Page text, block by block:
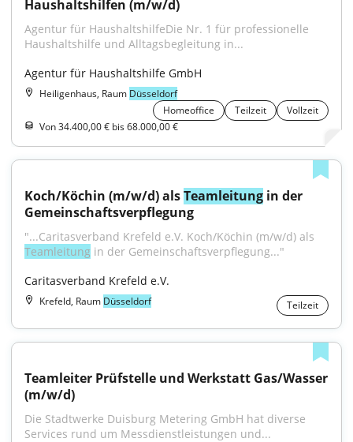
Haushaltshilfen (m/w/d)
Agentur für HaushaltshilfeDie Nr. 1 für professionelle
Haushaltshilfe und Alltagsbegleitung in...
Agentur für Haushaltshilfe GmbH
Heiligenhaus, Raum Düsseldorf
Homeoffice
Teilzeit
Vollzeit
Von 34.400,00 € bis 68.000,00 €
Koch/Köchin (m/w/d) als Teamleitung in der
Gemeinschaftsverpflegung
Teamleitung in der Gemeinschaftsverpflegung..."
Caritasverband Krefeld e.V.
Krefeld, Raum Düsseldorf Teilzeit
Teamleiter Prüfstelle und Werkstatt Gas/Wasser
(m/w/d)
Die Stadtwerke Duisburg Metering GmbH hat diverse
Services rund um Messdienstleistungen und...